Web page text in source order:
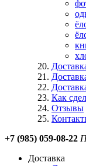
Как
Отзывы
+7 (985) 059-08-22
Доставка